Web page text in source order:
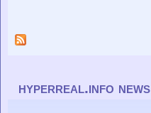
hyperreal.info news